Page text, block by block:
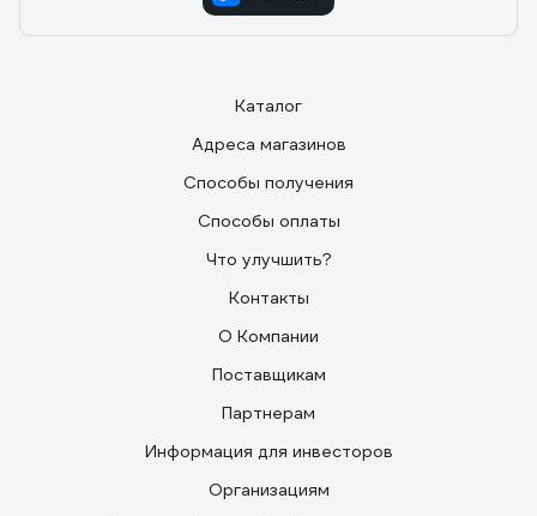
Каталог
Адреса магазинов
Способы получения
Способы оплаты
Что улучшить?
Контакты
О Компании
Поставщикам
Партнерам
Информация для инвесторов
Организациям